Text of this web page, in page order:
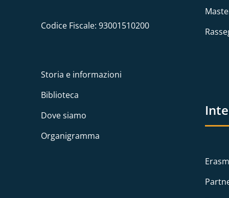
Codice Fiscale: 93001510200
Storia e informazioni
Biblioteca
Dove siamo
Organigramma